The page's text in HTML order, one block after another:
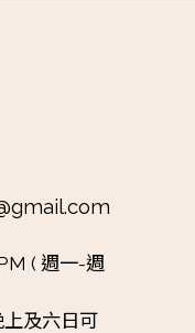
( 週一-週
上及六日可